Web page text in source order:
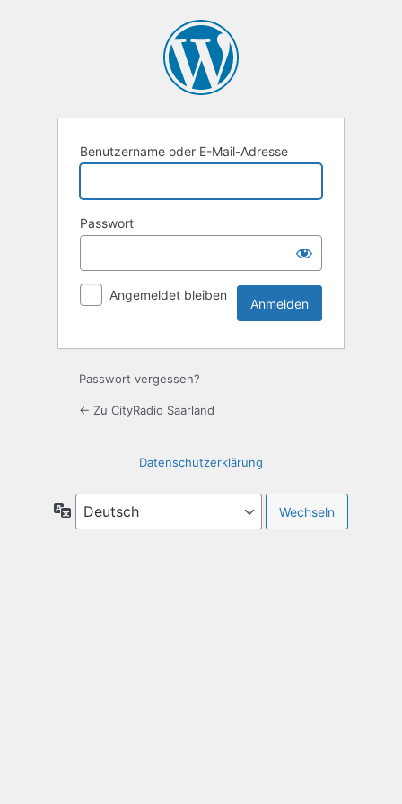
Benutzername oder E-Mail-Adresse
Passwort
Angemeldet bleiben
Passwort vergessen?
← Zu CityRadio Saarland
Datenschutzerklärung
Sprache